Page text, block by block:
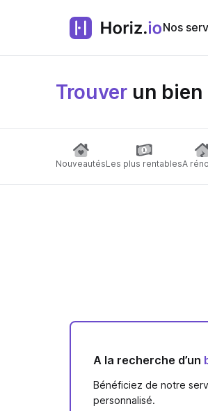
Nos
Trouver un
NouveautésLes plus rentablesA
A la recherche d’un
Bénéficiez de notre
personnalisé.